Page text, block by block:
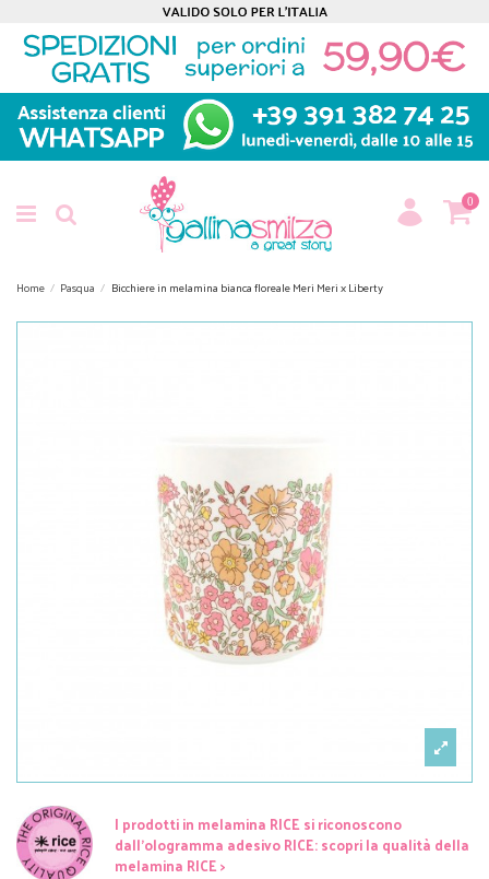
0
Home Pasqua Bicchiere in melamina bianca floreale Meri Meri x Liberty
I prodotti in melamina RICE si riconoscono
dall'ologramma adesivo RICE: scopri la qualità della
melamina RICE >